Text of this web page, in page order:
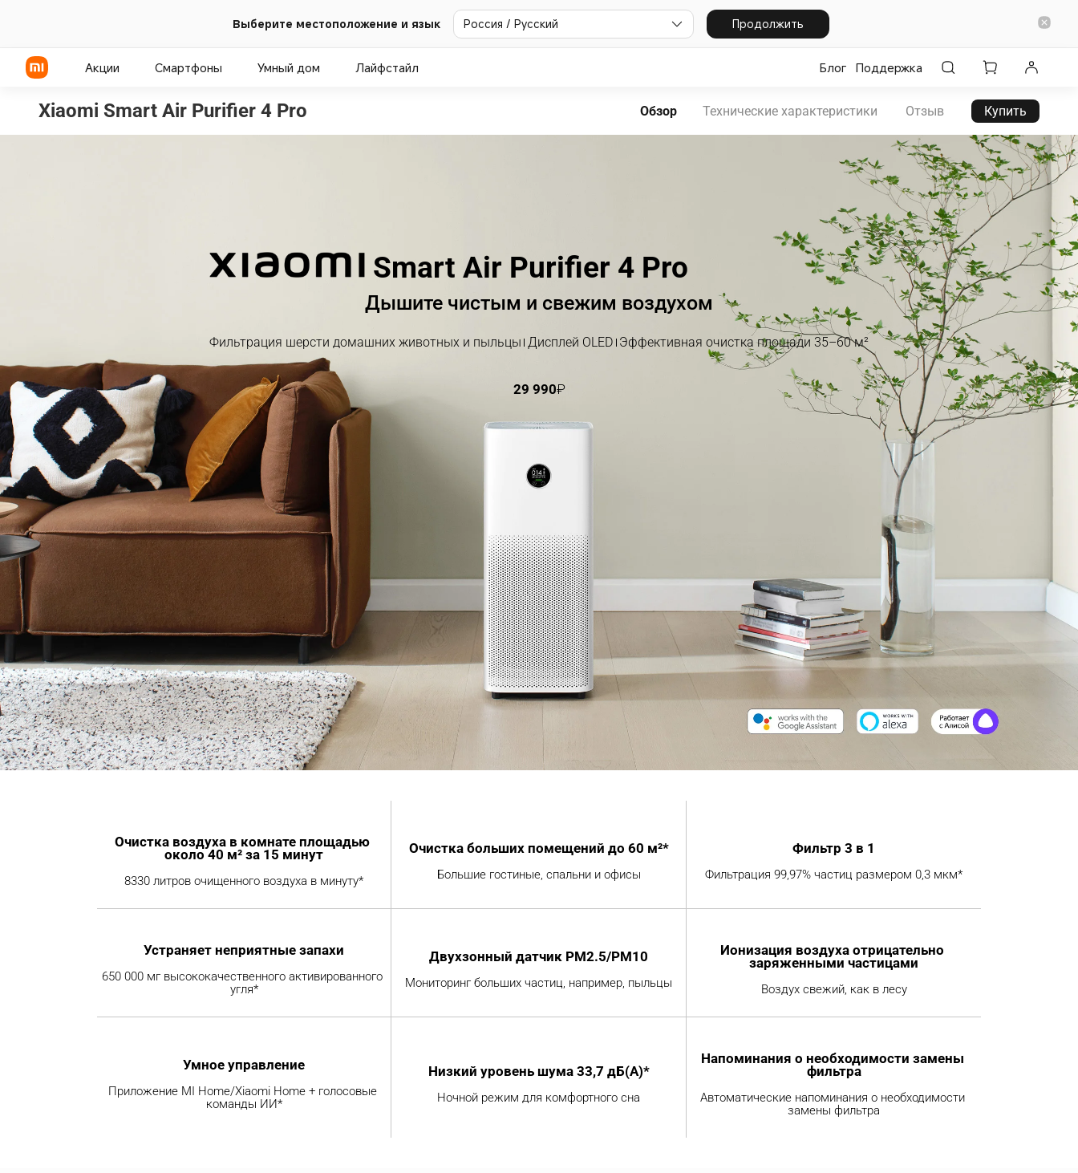
Выберите местоположение и язык Россия / Русский Продолжить
Акции Смартфоны Умный дом Лайфстайл Блог Поддержка
Xiaomi Smart Air Purifier 4 Pro Обзор Технические характеристики Отзыв Купить
Smart Air Purifier 4 Pro
Дышите чистым и свежим воздухом
Фильтрация шерсти домашних животных и пыльцы Дисплей OLED Эффективная очистка площади 35–60 м²
29 990₽
Очистка воздуха в комнате площадью
около 40 м² за 15 минут
8330 литров очищенного воздуха в минуту*
Очистка больших помещений до 60 м²*
Большие гостиные, спальни и офисы
Фильтр 3 в 1
Фильтрация 99,97% частиц размером 0,3 мкм*
Устраняет неприятные запахи
650 000 мг высококачественного активированного
угля*
Двухзонный датчик PM2.5/PM10
Мониторинг больших частиц, например, пыльцы
Ионизация воздуха отрицательно
заряженными частицами
Воздух свежий, как в лесу
Умное управление
Приложение MI Home/Xiaomi Home + голосовые
команды ИИ*
Низкий уровень шума 33,7 дБ(А)*
Ночной режим для комфортного сна
Напоминания о необходимости замены
фильтра
Автоматические напоминания о необходимости
замены фильтра